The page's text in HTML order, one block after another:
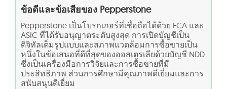
ข้อดีและข้อเสียของ Pepperstone
Pepperstone เป็นโบรกเกอร์ที่เชื่อถือได้ด้วย FCA และ
ASIC ที่ได้รับอนุญาตระดับสูงสุด การเปิดบัญชีเป็น
ดิจิทัลเต็มรูปแบบและสภาพแวดล้อมการซื้อขายเป็น
หนึ่งในข้อเสนอที่ดีที่สุดของออสเตรเลียด้วยบัญชี NDD
ซึ่งเป็นเครื่องมือการวิจัยและการซื้อขายที่มี
ประสิทธิภาพ ส่วนการศึกษามีคุณภาพดีเยี่ยมและการ
สนับสนุนดีเยี่ยม